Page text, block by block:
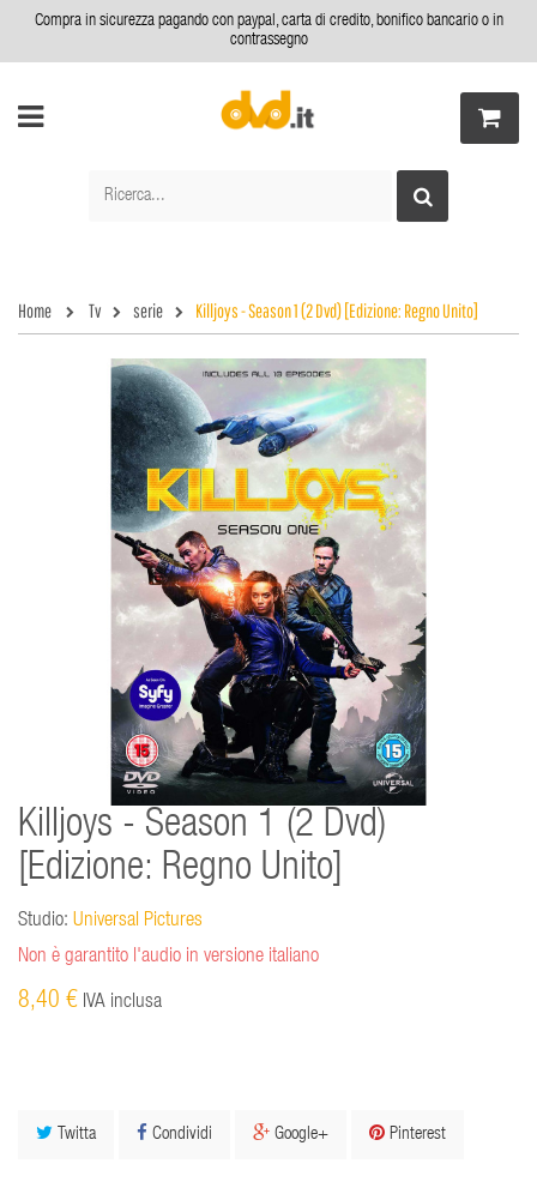
Compra in sicurezza pagando con paypal, carta di credito, bonifico bancario o in
contrassegno
Home Tv serie Killjoys - Season 1 (2 Dvd) [Edizione: Regno Unito]
Killjoys - Season 1 (2 Dvd)
[Edizione: Regno Unito]
Studio: Universal Pictures
Non è garantito l'audio in versione italiano
8,40 € IVA inclusa
Twitta Condividi Google+ Pinterest